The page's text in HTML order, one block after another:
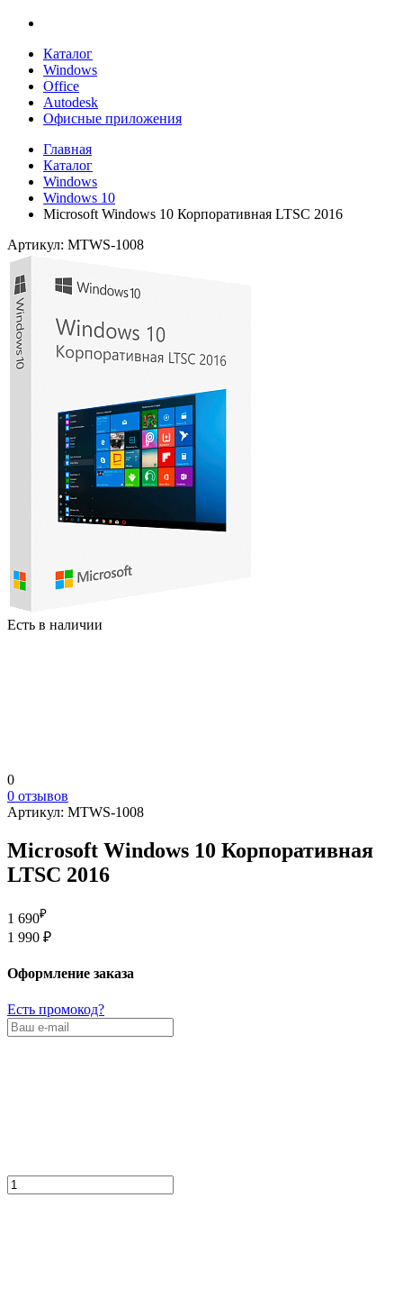
Каталог
Windows
Office
Autodesk
Офисные приложения
Главная
Каталог
Windows
Windows 10
Microsoft Windows 10 Корпоративная LTSC 2016
Артикул: MTWS-1008
Есть в наличии
0
0 отзывов
Артикул: MTWS-1008
Microsoft Windows 10 Корпоративная
LTSC 2016
1 690₽
1 990 ₽
Оформление заказа
Есть промокод?